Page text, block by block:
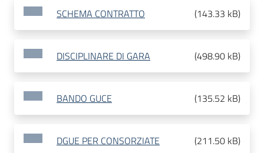
SCHEMA CONTRATTO (143.33 kB)
DISCIPLINARE DI GARA (498.90 kB)
BANDO GUCE (135.52 kB)
DGUE PER CONSORZIATE (211.50 kB)